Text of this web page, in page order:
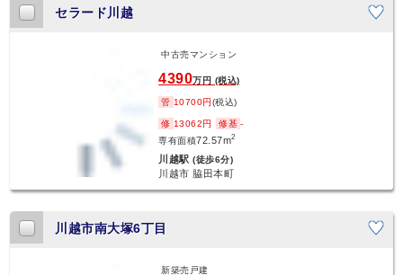
セラード川越
中古売マンション
4390万円 (税込)
管 10700円(税込)
修 13062円 修基 -
専有面積72.57m2
川越駅(徒歩6分)
川越市 脇田本町
川越市南大塚6丁目
新築売戸建